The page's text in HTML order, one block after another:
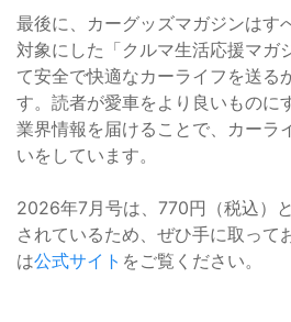
最後に、カーグッズマガジンはす
対象にした「クルマ生活応援マガ
て安全で快適なカーライフを送る
す。読者が愛車をより良いものに
業界情報を届けることで、カーラ
いをしています。
2026年7月号は、770円（税込）
されているため、ぜひ手に取って
は公式サイト をご覧ください。